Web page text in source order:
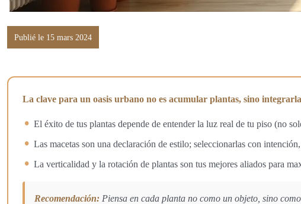
Publié le 15 mars 2024
La clave para un oasis urbano no es acumular plantas, sino
El éxito de tus plantas depende de entender la luz real de tu piso (no
Las macetas son una declaración de estilo; seleccionarlas con
La verticalidad y la rotación de plantas son tus mejores aliados para
Recomendación: Piensa en cada planta no como un objeto, sino